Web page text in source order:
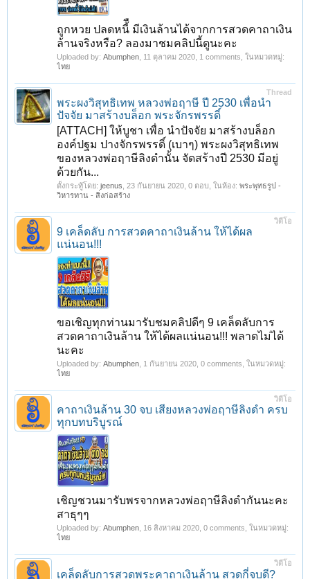
ถูกหวย ปลดหนี้ื มีเงินล้านได้จากการสวดคาถาเงิน
ล้านจริงหรือ? ลองมาชมคลิปนี้ดูนะคะ
Uploaded by: Abumphen 11 ตุลาคม 2020 , 1 comments, ในหมวดหมู่:
ไทย
Thread
พระผงวิสุทธิเทพ หลวงพ่อฤาษี ปี 2530 เพื่อนำ
ปัจจัย มาสร้างบล็อก พระจักรพรรดิ์
[ATTACH] ให้บูชา เพื่อ นำปัจจัย มาสร้างบล็อก
องค์ปฐม ปางจักรพรรดิ์ (เบาๆ) พระผงวิสุทธิเทพ
ของหลวงพ่อฤาษีลิงดำนั้น จัดสร้างปี 2530 มีอยู่
ด้วยกัน...
ตั้งกระทู้โดย: jeenus 23 กันยายน 2020 , 0 ตอบ, ในห้อง: พระพุทธรูป -
วิหารทาน - สิ่งก่อสร้าง
วิดีโอ
9 เคล็ดลับ การสวดคาถาเงินล้าน ให้ได้ผล
แน่นอน!!!
ขอเชิญทุกท่านมารับชมคลิปดีๆ 9 เคล็ดลับการ
สวดคาถาเงินล้าน ให้ได้ผลแน่นอน!!! พลาดไม่ได้
นะคะ
Uploaded by: Abumphen 1 กันยายน 2020 , 0 comments, ในหมวดหมู่:
ไทย
วิดีโอ
คาถาเงินล้าน 30 จบ เสียงหลวงพ่อฤาษีลิงดำ ครบ
ทุกบทบริบูรณ์
เชิญชวนมารับพรจากหลวงพ่อฤาษีลิงดำกันนะคะ
สาธุๆๆ
Uploaded by: Abumphen 16 สิงหาคม 2020 , 0 comments, ในหมวดหมู่:
ไทย
วิดีโอ
เคล็ดลับการสวดพระคาถาเงินล้าน สวดกี่จบดี?